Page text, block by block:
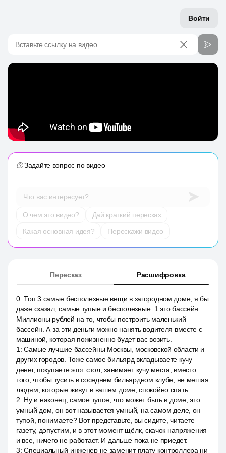
Войти
Вставьте ссылку на видео
Задайте вопрос по видео
Что вас интересует?
О чем это видео?
Дай краткий пересказ
Какая основная идея?
Перескажи видео
Пересказ Расшифровка
0:Топ 3 самые бесполезные вещи в загородном доме, я бы
даже сказал, самые тупые и бесполезные. 1 это бассейн.
Миллионы рублей на то, чтобы построить маленький
бассейн. А за эти деньги можно нанять водителя вместе с
машиной, которая пожизненно будет вас возить.
1 :Самые лучшие бассейны Москвы, московской области и
других городов. Тоже самое бильярд вкладываете кучу
денег, покупаете этот стол, занимает кучу места, вместо
того, чтобы тусить в соседнем бильярдном клубе, не мешая
людям, которые живут в вашем доме, спокойно спать.
2: Ну и наконец, самое тупое, что может быть в доме, это
умный дом, он вот называется умный, на самом деле, он
тупой, понимаете? Вот представьте, вы сидите, читаете
газету, допустим, и в этот момент щёлк, скачок напряжения
и все, ничего не работает. И дальше пока не приедет.
3:Специальный инженер не заменит плату контроллера ни